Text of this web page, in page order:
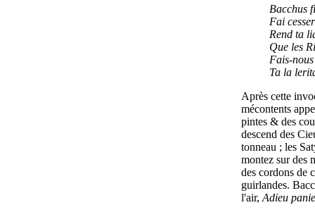
Bacchus
Fai
Rend ta
Que les
Fais-
Ta la
Après cette
mécontents
pintes & des
descend des
tonneau ; les
montez sur des
des cordons de
guirlandes.
l'air, Adieu